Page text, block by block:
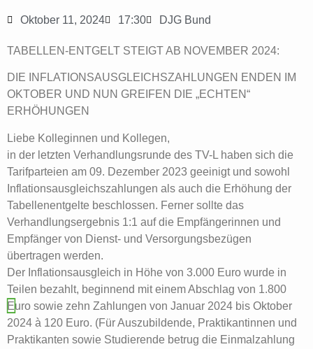
Oktober 11, 2024 17:30 DJG Bund
TABELLEN-ENTGELT STEIGT AB NOVEMBER 2024:
DIE INFLATIONSAUSGLEICHSZAHLUNGEN ENDEN IM
OKTOBER UND NUN GREIFEN DIE „ECHTEN“
ERHÖHUNGEN
Liebe Kolleginnen und Kollegen,
in der letzten Verhandlungsrunde des TV-L haben sich die
Tarifparteien am 09. Dezember 2023 geeinigt und sowohl
Inflationsausgleichszahlungen als auch die Erhöhung der
Tabellenentgelte beschlossen. Ferner sollte das
Verhandlungsergebnis 1:1 auf die Empfängerinnen und
Empfänger von Dienst- und Versorgungsbezügen
übertragen werden.
Der Inflationsausgleich in Höhe von 3.000 Euro wurde in
Teilen bezahlt, beginnend mit einem Abschlag von 1.800
Euro sowie zehn Zahlungen von Januar 2024 bis Oktober
2024 à 120 Euro. (Für Auszubildende, Praktikantinnen und
Praktikanten sowie Studierende betrug die Einmalzahlung